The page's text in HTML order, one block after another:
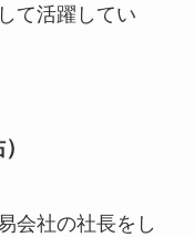
て活躍してい
会社の社長をし